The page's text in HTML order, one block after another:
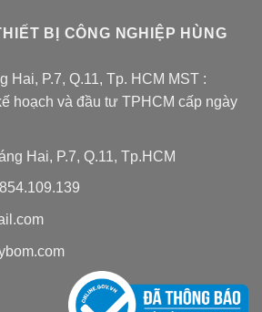
BỊ CÔNG NGHIỆP HÙNG
Hai, P.7, Q.11, Tp. HCM MST :
hoạch và đầu tư TPHCM cấp ngày
Hai, P.7, Q.11, Tp.HCM